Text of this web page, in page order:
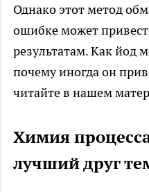
Однако этот метод
ошибке может
результатам. Как йод
почему иногда он
читайте в нашем
Химия
лучший друг